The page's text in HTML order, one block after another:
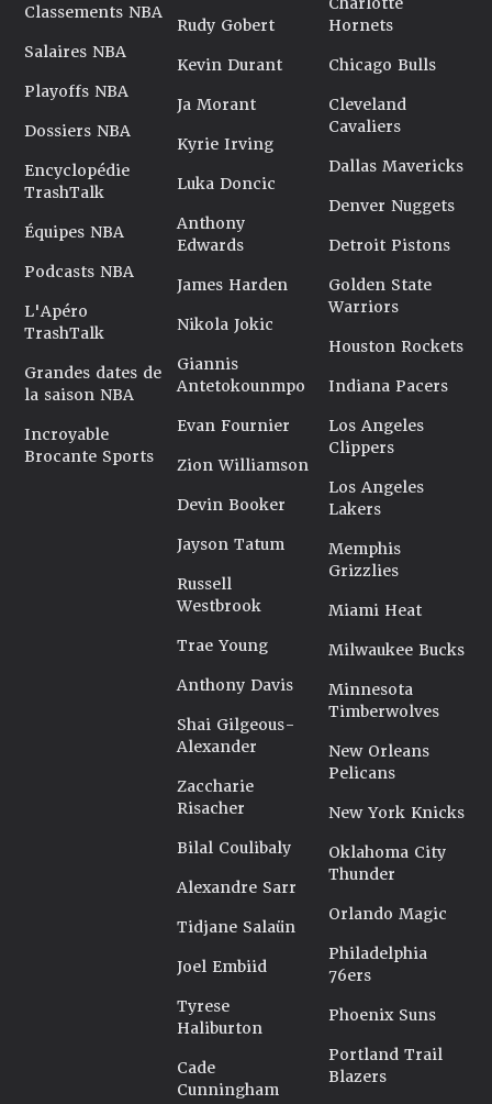
Classements NBA
Salaires NBA
Playoffs NBA
Dossiers NBA
Encyclopédie
TrashTalk
Équipes NBA
Podcasts NBA
L'Apéro
TrashTalk
Grandes dates de
la saison NBA
Incroyable
Brocante Sports
Rudy Gobert
Kevin Durant
Ja Morant
Kyrie Irving
Luka Doncic
Anthony
Edwards
James Harden
Nikola Jokic
Giannis
Antetokounmpo
Evan Fournier
Zion Williamson
Devin Booker
Jayson Tatum
Russell
Westbrook
Trae Young
Anthony Davis
Shai Gilgeous-
Alexander
Zaccharie
Risacher
Bilal Coulibaly
Alexandre Sarr
Tidjane Salaün
Joel Embiid
Tyrese
Haliburton
Cade
Cunningham
Hornets
Chicago Bulls
Cleveland
Cavaliers
Dallas Mavericks
Denver Nuggets
Detroit Pistons
Golden State
Warriors
Houston Rockets
Indiana Pacers
Los Angeles
Clippers
Los Angeles
Lakers
Memphis
Grizzlies
Miami Heat
Milwaukee Bucks
Minnesota
Timberwolves
New Orleans
Pelicans
New York Knicks
Oklahoma City
Thunder
Orlando Magic
Philadelphia
76ers
Phoenix Suns
Portland Trail
Blazers